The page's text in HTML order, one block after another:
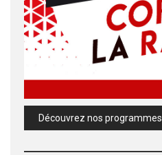
Découvrez nos programmes